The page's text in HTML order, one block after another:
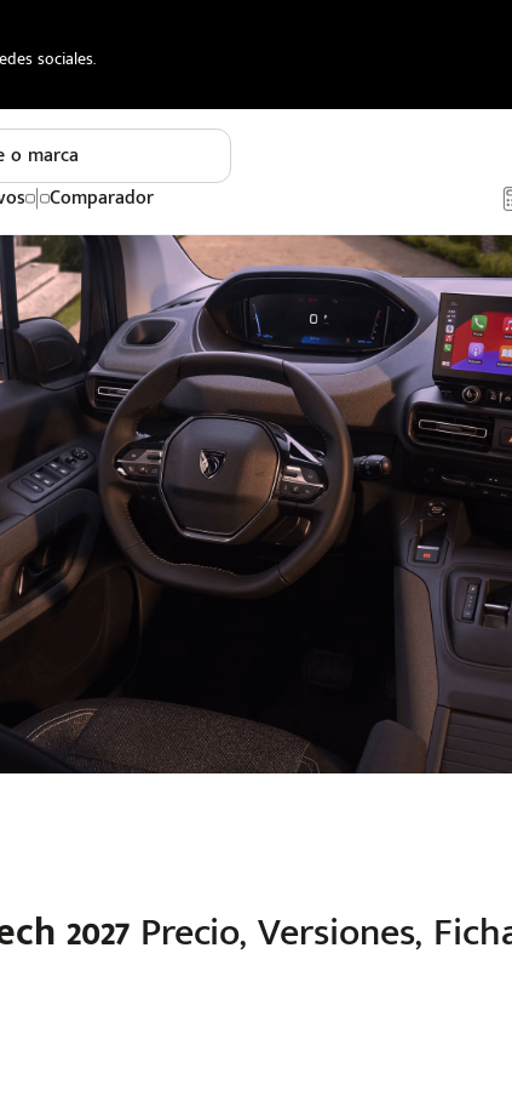
sociales.
o marca
Comparador
2027 Precio, Versiones,